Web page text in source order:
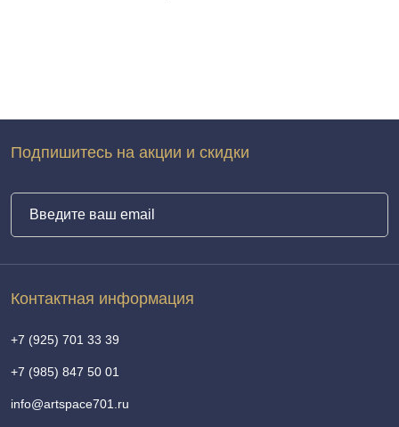
Контактная информация
+7 (925) 701 33 39
+7 (985) 847 50 01
info@artspace701.ru
Подпишитесь на акции и скидки